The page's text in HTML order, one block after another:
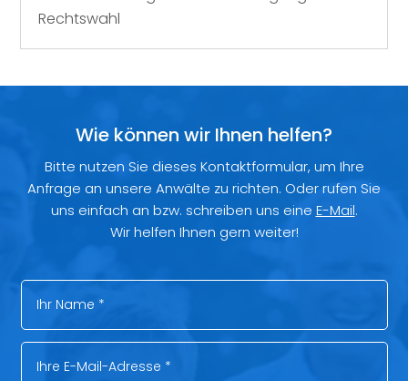
Rechtswahl
Wie können wir Ihnen helfen?
Bitte nutzen Sie dieses Kontaktformular, um Ihre
Anfrage an unsere Anwälte zu richten. Oder rufen Sie
uns einfach an bzw. schreiben uns eine E-Mail.
Wir helfen Ihnen gern weiter!